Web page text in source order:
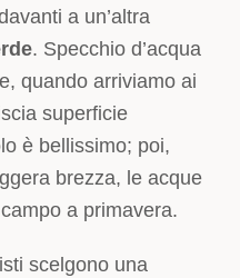
a un’altra
. Specchio d’acqua
quando arriviamo ai
superficie
è bellissimo; poi,
brezza, le acque
a primavera.
scelgono una